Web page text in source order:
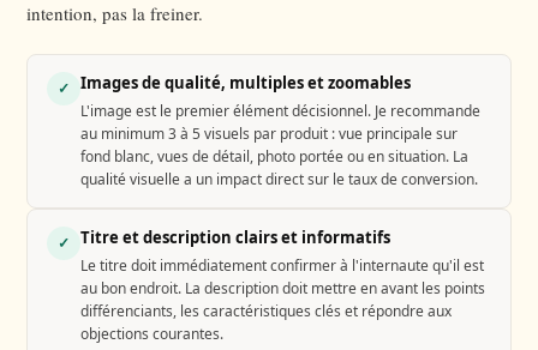
intention, pas la freiner.
✓ Images de qualité, multiples et zoomables
L'image est le premier élément décisionnel. Je recommande
au minimum 3 à 5 visuels par produit : vue principale sur
fond blanc, vues de détail, photo portée ou en situation. La
qualité visuelle a un impact direct sur le taux de conversion.
✓ Titre et description clairs et informatifs
Le titre doit immédiatement confirmer à l'internaute qu'il est
au bon endroit. La description doit mettre en avant les points
différenciants, les caractéristiques clés et répondre aux
objections courantes.